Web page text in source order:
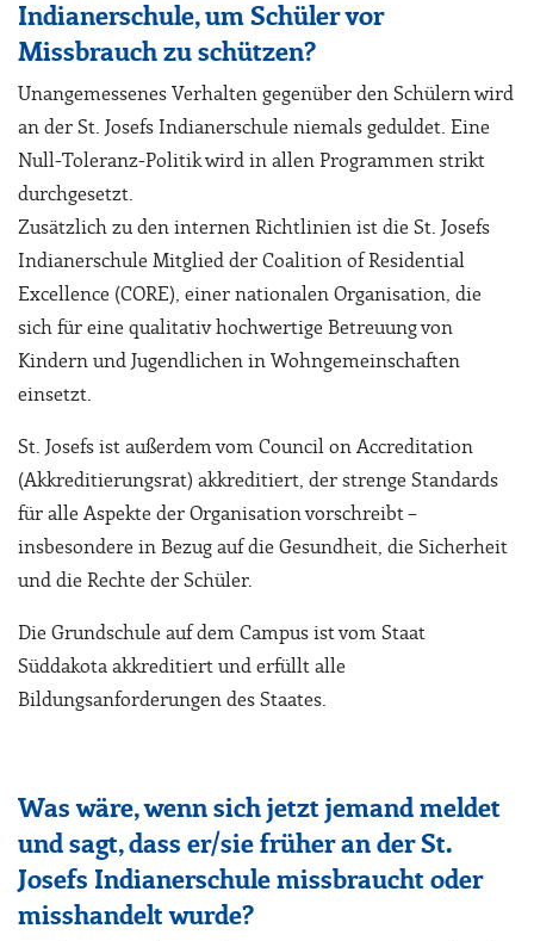
Indianerschule, um Schüler vor
Missbrauch zu schützen?
Unangemessenes Verhalten gegenüber den Schülern wird
an der St. Josefs Indianerschule niemals geduldet. Eine
Null-Toleranz-Politik wird in allen Programmen strikt
durchgesetzt.
Zusätzlich zu den internen Richtlinien ist die St. Josefs
Indianerschule Mitglied der Coalition of Residential
Excellence (CORE), einer nationalen Organisation, die
sich für eine qualitativ hochwertige Betreuung von
Kindern und Jugendlichen in Wohngemeinschaften
einsetzt.
St. Josefs ist außerdem vom Council on Accreditation
(Akkreditierungsrat) akkreditiert, der strenge Standards
für alle Aspekte der Organisation vorschreibt –
insbesondere in Bezug auf die Gesundheit, die Sicherheit
und die Rechte der Schüler.
Die Grundschule auf dem Campus ist vom Staat
Süddakota akkreditiert und erfüllt alle
Bildungsanforderungen des Staates.
Was wäre, wenn sich jetzt jemand meldet
und sagt, dass er/sie früher an der St.
Josefs Indianerschule missbraucht oder
misshandelt wurde?